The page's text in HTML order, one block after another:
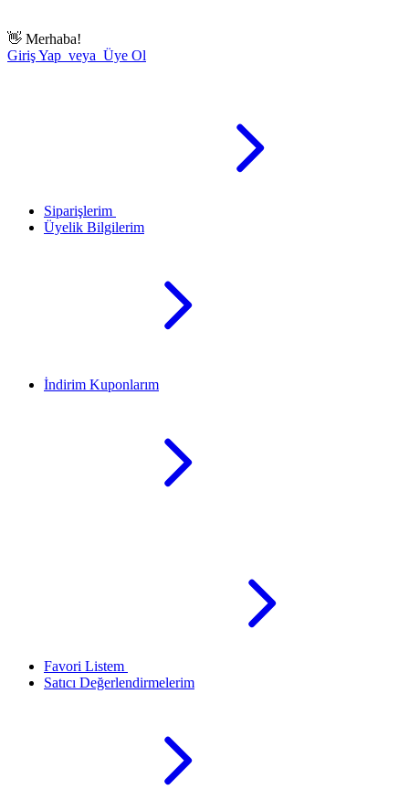
👋 Merhaba!
Giriş Yap veya Üye Ol
Siparişlerim
Üyelik Bilgilerim
İndirim Kuponlarım
Favori Listem
Satıcı Değerlendirmelerim